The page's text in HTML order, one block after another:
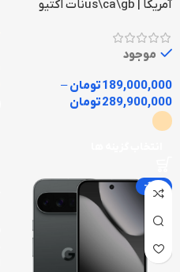
آمریکا | us\ca\gbنات اکتیو
موجود
189,000,000تومان–
289,900,000تومان
-10%